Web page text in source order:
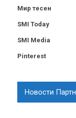
Мир тесен
SMI Today
SMI Media
Pinterest
Новости